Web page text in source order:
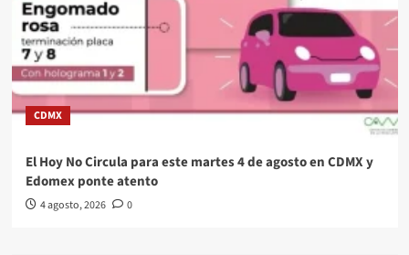
CDMX
El Hoy No Circula para este martes 4 de agosto en CDMX y
Edomex ponte atento
4 agosto, 2026 0